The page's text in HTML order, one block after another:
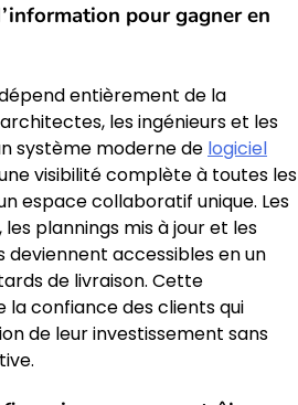
pour gagner en
entièrement de la
les ingénieurs et les
système moderne de logiciel
visibilité complète à toutes les
espace collaboratif unique. Les
plannings mis à jour et les
deviennent accessibles en un
de livraison. Cette
confiance des clients qui
de leur investissement sans